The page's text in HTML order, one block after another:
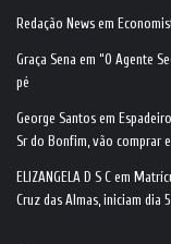
Redação News em
Graça Sena em “O Agente
pé
George Santos em
Sr do Bonfim, vão comprar
ELIZANGELA D S C em
Cruz das Almas, iniciam dia